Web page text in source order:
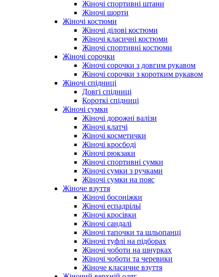
Жіночі спортивні штани
Жіночі шорти
Жіночі костюми
Жіночі ділові костюми
Жіночі класичні костюми
Жіночі спортивні костюми
Жіночі сорочки
Жіночі сорочки з довгим рукавом
Жіночі сорочки з коротким рукавом
Жіночі спідниці
Довгі спідниці
Короткі спідниці
Жіночі сумки
Жіночі дорожні валізи
Жіночі клатчі
Жіночі косметички
Жіночі кросбоді
Жіночі рюкзаки
Жіночі спортивні сумки
Жіночі сумки з ручками
Жіночі сумки на пояс
Жіноче взуття
Жіночі босоніжки
Жіночі еспадрільї
Жіночі кросівки
Жіночі сандалі
Жіночі тапочки та шльопанці
Жіночі туфлі на підборах
Жіночі чоботи на шнурках
Жіночі чоботи та черевики
Жіноче класичне взуття